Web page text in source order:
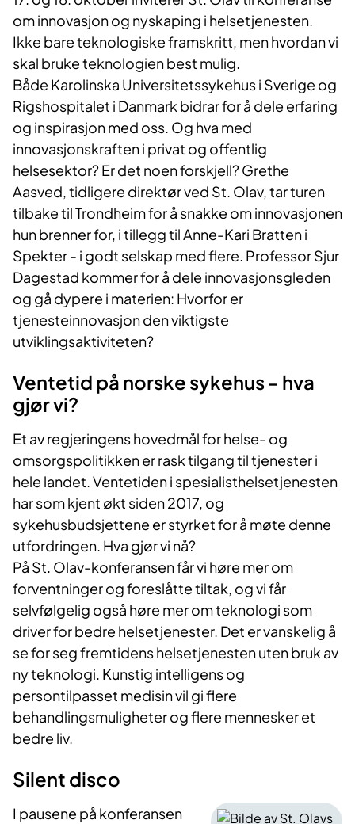
om innovasjon og nyskaping i helsetjenesten.
Ikke bare teknologiske framskritt, men hvordan vi
skal bruke teknologien best mulig.
Både Karolinska Universitetssykehus i Sverige og
Rigshospitalet i Danmark bidrar for å dele erfaring
og inspirasjon med oss. Og hva med
innovasjonskraften i privat og offentlig
helsesektor? Er det noen forskjell? Grethe
Aasved, tidligere direktør ved St. Olav, tar turen
tilbake til Trondheim for å snakke om innovasjonen
hun brenner for, i tillegg til Anne-Kari Bratten i
Spekter - i godt selskap med flere. Professor Sjur
Dagestad kommer for å dele innovasjonsgleden
og gå dypere i materien: Hvorfor er
tjenesteinnovasjon den viktigste
utviklingsaktiviteten?
Ventetid på norske sykehus - hva
gjør vi?
Et av regjeringens hovedmål for helse- og
omsorgspolitikken er rask tilgang til tjenester i
hele landet. Ventetiden i spesialisthelsetjenesten
har som kjent økt siden 2017, og
sykehusbudsjettene er styrket for å møte denne
utfordringen. Hva gjør vi nå?
På St. Olav-konferansen får vi høre mer om
forventninger og foreslåtte tiltak, og vi får
selvfølgelig også høre mer om teknologi som
driver for bedre helsetjenester. Det er vanskelig å
se for seg fremtidens helsetjenesten uten bruk av
ny teknologi. Kunstig intelligens og
persontilpasset medisin vil gi flere
behandlingsmuligheter og flere mennesker et
bedre liv.
Silent disco
I pausene på konferansen